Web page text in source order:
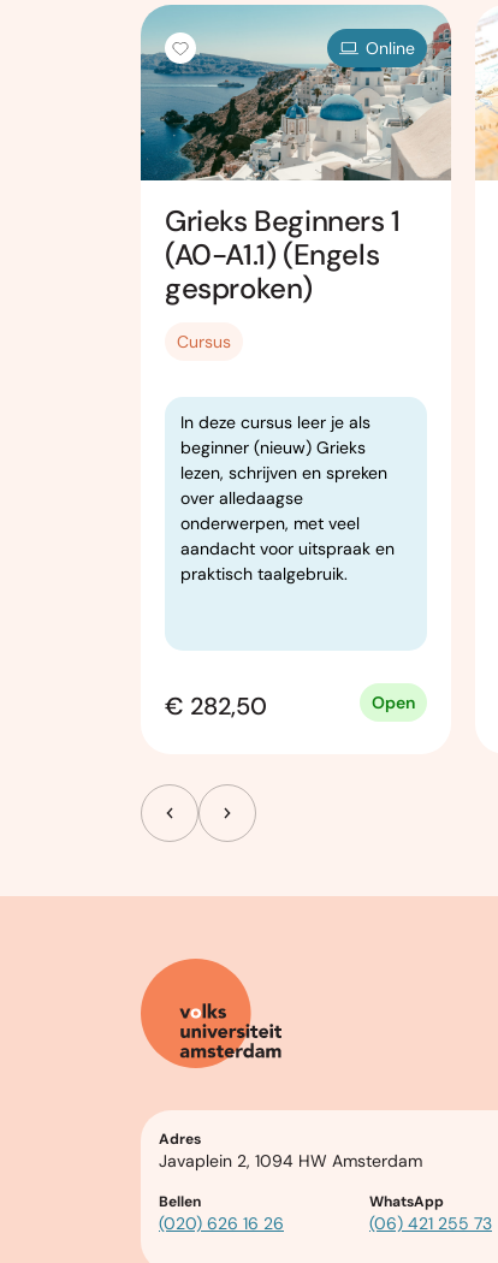
Online
Grieks Beginners 1
(A0-A1.1) (Engels
gesproken)
Cursus
In deze cursus leer je als
beginner (nieuw) Grieks
lezen, schrijven en spreken
over alledaagse
onderwerpen, met veel
aandacht voor uitspraak en
praktisch taalgebruik.
€ 282,50 Open
Adres
Javaplein 2, 1094 HW Amsterdam
Bellen
(020) 626 16 26
WhatsApp
(06) 421 255 73